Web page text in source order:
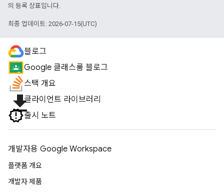
의 등록 상표입니다.
최종 업데이트: 2026-07-15(UTC)
블로그
Google 클래스룸 블로그
스택 개요
file_download클라이언트 라이브러리
출시 노트
개발자용 Google Workspace
플랫폼 개요
개발자 제품